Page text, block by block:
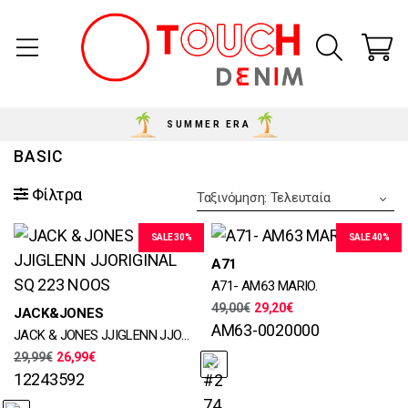
SUMMER ERA
BASIC
Φίλτρα Ταξινόμηση: Τελευταία
SALE 30%
Μεγέθη
Χρώματα
JACK&JONES
JACK & JONES JJIGLENN JJORIGINAL SQ 223 NOOS
29,99€ 26,99€
12243592
SALE 40%
Μεγέθη
40
Χρώματα
A71
A71- AM63 MARIO.
49,00€ 29,20€
AM63-0020000